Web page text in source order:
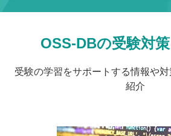
OSS-DBの受験対
受験の学習をサポートする情報や
紹介